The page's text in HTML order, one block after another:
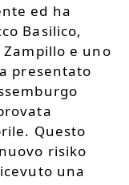
ed ha
Basilico,
e uno
presentato
Questo
risiko
una